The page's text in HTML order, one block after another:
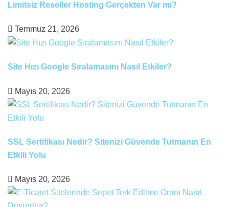
Limitsiz Reseller Hosting Gerçekten Var mı?
Temmuz 21, 2026
Site Hızı Google Sıralamasını Nasıl Etkiler?
Mayıs 20, 2026
SSL Sertifikası Nedir? Sitenizi Güvende Tutmanın En
Etkili Yolu
Mayıs 20, 2026